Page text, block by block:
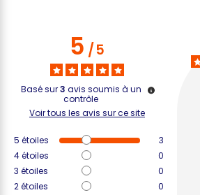
5/5
Basé sur3 avis soumis à un
contrôle
Voir tous les avis sur ce site
5 étoiles
3
4étoiles
0
3 étoiles
0
2étoiles
0